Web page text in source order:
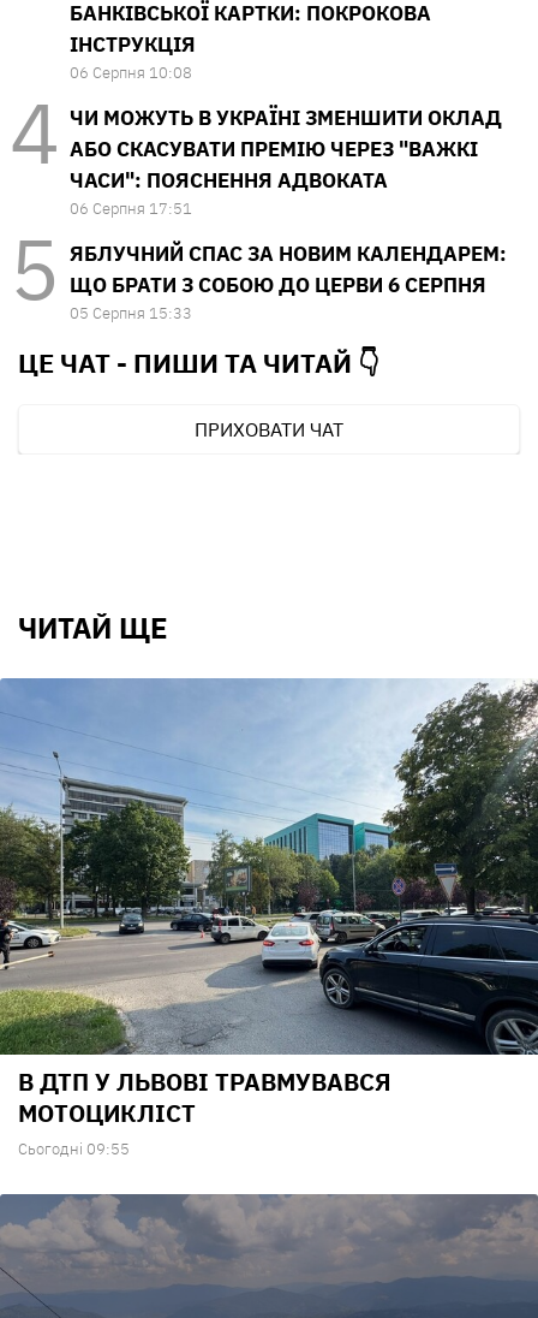
БАНКІВСЬКОЇ КАРТКИ: ПОКРОКОВА
ІНСТРУКЦІЯ
06 Серпня 10:08
ЧИ МОЖУТЬ В УКРАЇНІ ЗМЕНШИТИ ОКЛАД
АБО СКАСУВАТИ ПРЕМІЮ ЧЕРЕЗ "ВАЖКІ
ЧАСИ": ПОЯСНЕННЯ АДВОКАТА
06 Серпня 17:51
ЯБЛУЧНИЙ СПАС ЗА НОВИМ КАЛЕНДАРЕМ:
ЩО БРАТИ З СОБОЮ ДО ЦЕРВИ 6 СЕРПНЯ
05 Серпня 15:33
ЦЕ ЧАТ - ПИШИ ТА ЧИТАЙ 👇
ПРИХОВАТИ ЧАТ
ЧИТАЙ ЩЕ
В ДТП У ЛЬВОВІ ТРАВМУВАВСЯ
МОТОЦИКЛІСТ
Сьогодні 09:55